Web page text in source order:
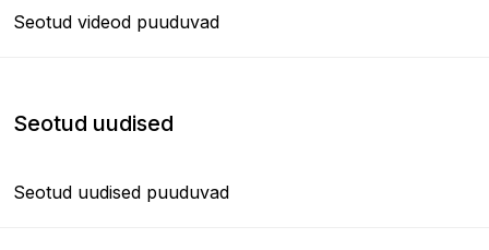
Seotud videod puuduvad
Seotud uudised
Seotud uudised puuduvad